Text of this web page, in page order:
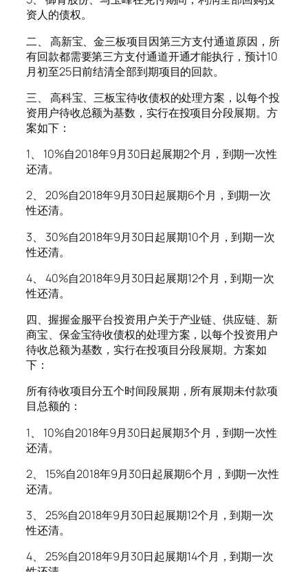
资人的债权。
二、 高新宝、金三板项目因第三方支付通道原因，所
有回款都需要第三方支付通道开通才能执行，预计10
月初至25日前结清全部到期项目的回款。
三、 高科宝、三板宝待收债权的处理方案，以每个投
资用户待收总额为基数，实行在投项目分段展期。方
案如下：
1、 10%自2018年9月30日起展期2个月，到期一次性
还清。
2、 20%自2018年9月30日起展期6个月，到期一次
性还清。
3、 30%自2018年9月30日起展期10个月，到期一次
性还清。
4、 40%自2018年9月30日起展期12个月，到期一次
性还清。
四、握握金服平台投资用户关于产业链、供应链、新
商宝、保金宝待收债权的处理方案，以每个投资用户
待收总额为基数，实行在投项目分段展期。方案如
下：
所有待收项目分五个时间段展期，所有展期未付款项
目总额的：
1、 10%自2018年9月30日起展期3个月，到期一次性
还清。
2、 15%自2018年9月30日起展期6个月，到期一次性
还清。
3、 25%自2018年9月30日起展期12个月，到期一次
性还清。
4、 25%自2018年9月30日起展期14个月，到期一次